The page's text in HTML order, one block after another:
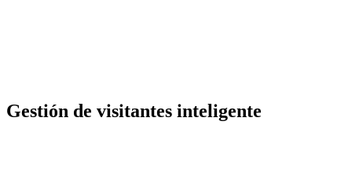
Gestión de visitantes inteligente